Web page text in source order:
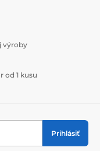
výroby
od 1 kusu
Prihlásiť